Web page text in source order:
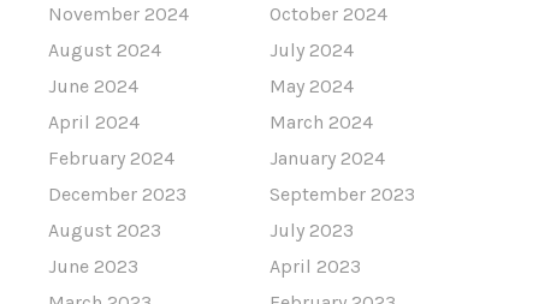
November 2024
October 2024
August 2024
July 2024
June 2024
May 2024
April 2024
March 2024
February 2024
January 2024
December 2023
September 2023
August 2023
July 2023
June 2023
April 2023